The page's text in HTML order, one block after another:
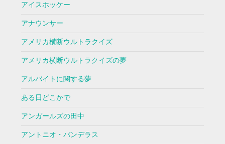
アイスホッケー
アナウンサー
アメリカ横断ウルトラクイズ
アメリカ横断ウルトラクイズの夢
アルバイトに関する夢
ある日どこかで
アンガールズの田中
アントニオ・バンデラス